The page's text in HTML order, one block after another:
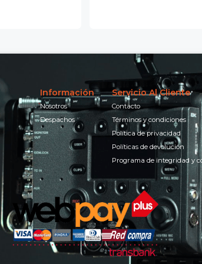
Información
Nosotros
Despachos
Servicio Al Cliente
Contacto
Términos y condiciones
Política de privacidad
Políticas de devolución
Programa de integridad y